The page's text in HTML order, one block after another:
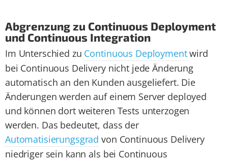
Abgren­zung zu Contin­uous Deploy­ment
und Contin­uous Integra­tion
Im Unterschied zu Continuous Deploymentwird
bei Continuous Delivery nicht jede Änderung
automatisch an den Kunden ausgeliefert. Die
Änderungen werden auf einem Server deployed
und können dort weiteren Tests unterzogen
werden. Das bedeutet, dass der
Automatisierungsgrad von Continuous Delivery
niedriger sein kann als bei Continuous